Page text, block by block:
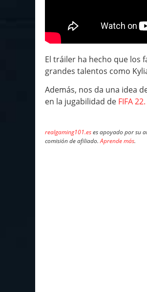
El tráiler ha hecho que los
grandes talentos como
Además, nos da una idea
en la jugabilidad de FIFA 22.
realgaming101.eses apoyado por su
comisión de afiliado.Aprende más.